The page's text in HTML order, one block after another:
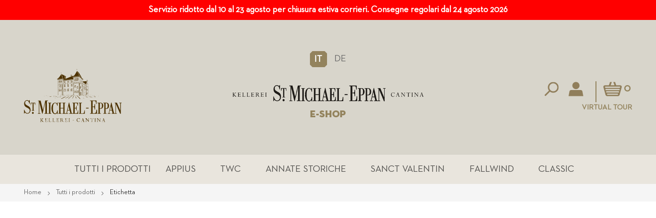
Servizio ridotto dal 10 al 23 agosto per chiusura estiva corrieri. Consegne regolari dal 24 agosto 2026
IT DE
E-SHOP
Carrello0
VIRTUAL TOUR
TUTTI I PRODOTTI APPIUS TWC ANNATE STORICHE SANCT VALENTIN FALLWIND CLASSIC
Home Tutti i prodotti Etichetta